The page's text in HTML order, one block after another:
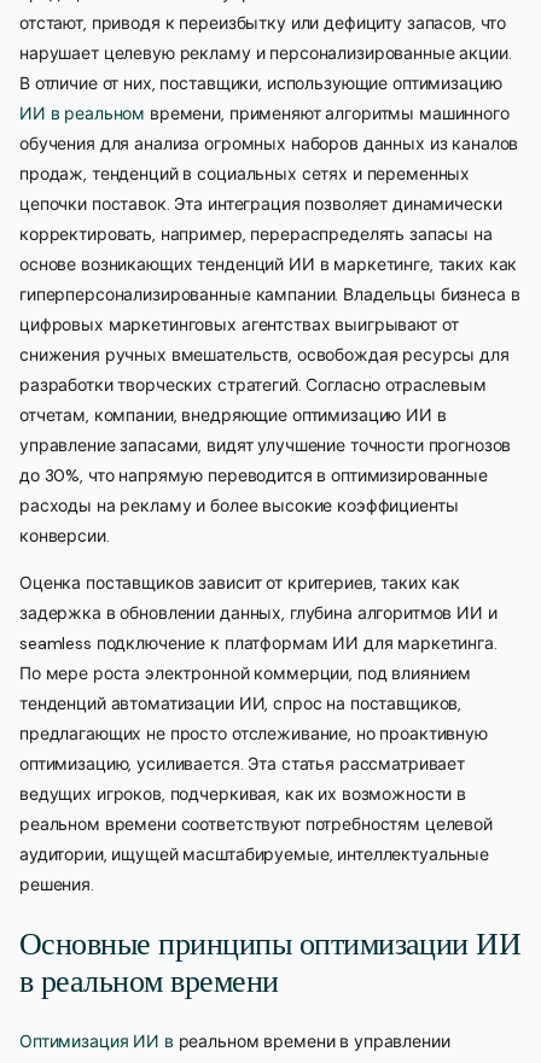
отстают, приводя к переизбытку или дефициту запасов, что
нарушает целевую рекламу и персонализированные акции.
В отличие от них, поставщики, использующие оптимизацию
ИИ в реальном времени, применяют алгоритмы машинного
обучения для анализа огромных наборов данных из каналов
продаж, тенденций в социальных сетях и переменных
цепочки поставок. Эта интеграция позволяет динамически
корректировать, например, перераспределять запасы на
основе возникающих тенденций ИИ в маркетинге, таких как
гиперперсонализированные кампании. Владельцы бизнеса в
цифровых маркетинговых агентствах выигрывают от
снижения ручных вмешательств, освобождая ресурсы для
разработки творческих стратегий. Согласно отраслевым
отчетам, компании, внедряющие оптимизацию ИИ в
управление запасами, видят улучшение точности прогнозов
до 30%, что напрямую переводится в оптимизированные
расходы на рекламу и более высокие коэффициенты
конверсии.
Оценка поставщиков зависит от критериев, таких как
задержка в обновлении данных, глубина алгоритмов ИИ и
seamless подключение к платформам ИИ для маркетинга.
По мере роста электронной коммерции, под влиянием
тенденций автоматизации ИИ, спрос на поставщиков,
предлагающих не просто отслеживание, но проактивную
оптимизацию, усиливается. Эта статья рассматривает
ведущих игроков, подчеркивая, как их возможности в
реальном времени соответствуют потребностям целевой
аудитории, ищущей масштабируемые, интеллектуальные
решения.
Основные принципы оптимизации ИИ
в реальном времени
Оптимизация ИИ в реальном времени в управлении